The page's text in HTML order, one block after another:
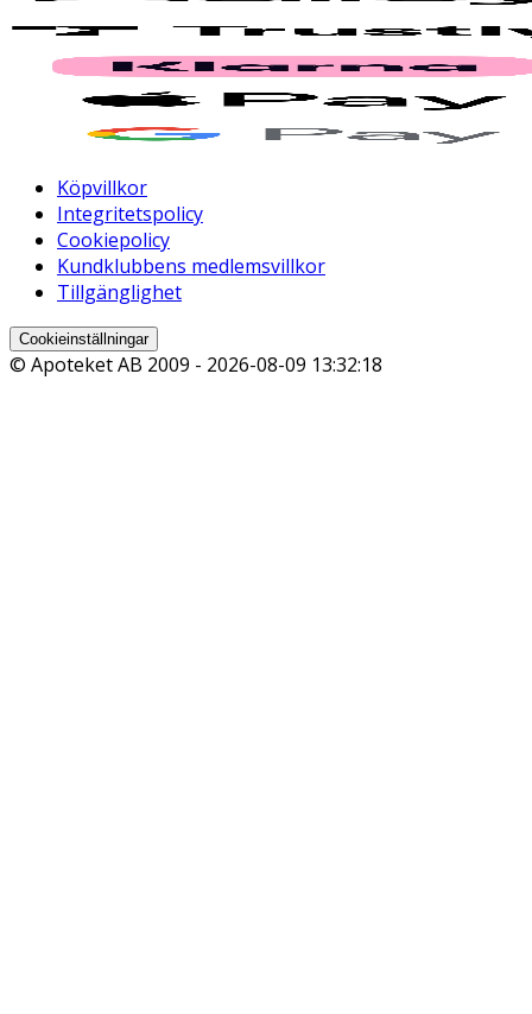
Köpvillkor
Integritetspolicy
Cookiepolicy
Kundklubbens medlemsvillkor
Tillgänglighet
Cookieinställningar
© Apoteket AB 2009 - 2026-08-09 13:32:18